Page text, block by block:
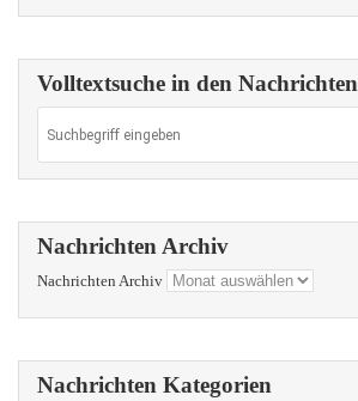
Volltextsuche in den Nachrichten
Nachrichten Archiv
Nachrichten Archiv
Nachrichten Kategorien